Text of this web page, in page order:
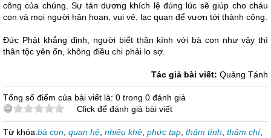
công của chúng. Sự tán dương khích lệ đúng lúc sẽ giúp cho cháu
con và mọi người hân hoan, vui vẻ, lạc quan để vươn tới thành công.
Đức Phật khẳng định, người biết thân kính với bà con như vậy thì
thân tộc yên ổn, không điều chi phải lo sợ.
Tác giả bài viết: Quảng Tánh
Tổng số điểm của bài viết là: 0 trong 0 đánh giá
Click để đánh giá bài viết
Từ khóa:bà con quan hệ nhiêu khê phức tạp thâm tình thậm chí,